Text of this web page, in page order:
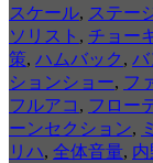
スケール, ステー
ソリスト , チョー
策, ハムバック , バ
ションショー, フ
フルアコ , フロー
ーンセクション,
リハ, 全体音量,